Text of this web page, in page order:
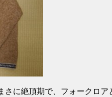
さに絶頂期で、フォークロ